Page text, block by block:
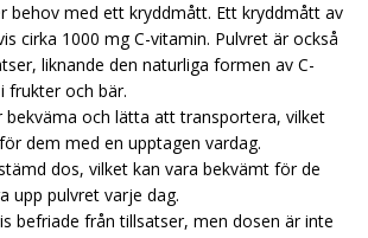
behov med ett kryddmått. Ett kryddmått av
cirka 1000 mg C-vitamin. Pulvret är också
liknande den naturliga formen av C-
frukter och bär.
bekväma och lätta att transportera, vilket
dem med en upptagen vardag.
dos, vilket kan vara bekvämt för de
upp pulvret varje dag.
befriade från tillsatser, men dosen är inte